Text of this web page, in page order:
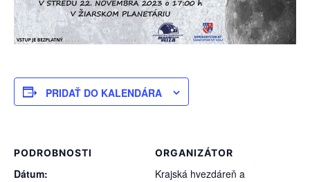
PRIDAŤ DO KALENDÁRA
PODROBNOSTI
Dátum:
ORGANIZÁTOR
Krajská hvezdáreň a